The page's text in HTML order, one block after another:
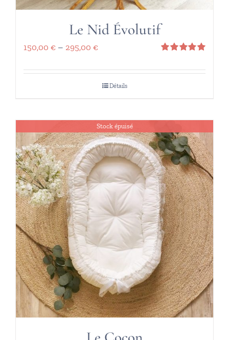
Le Nid Évolutif
sur 5
150,00 € – 295,00 €
Détails
Stock épuisé